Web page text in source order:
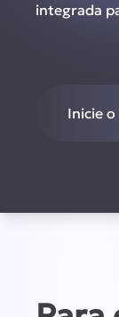
integrada
Inicie